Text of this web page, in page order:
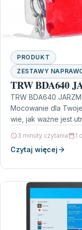
PRODUKT
ZESTAWY
TRW BDA640
TRW BDA640
Mocowanie dla
wie, jak ważne jest
3 minuty czytania 1
Czytaj więcej